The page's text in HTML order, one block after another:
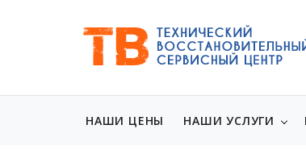
НАШИ ЦЕНЫ НАШИ УСЛУГИ